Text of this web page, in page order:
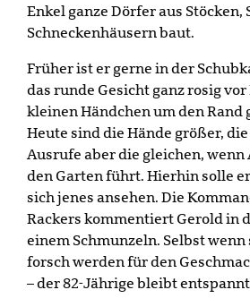
Enkel ganze Dörfer aus
Schneckenhäusern baut.
Früher ist er gerne in der
das runde Gesicht ganz rosig
kleinen Händchen um den Rand
Heute sind die Hände größer,
Ausrufe aber die gleichen, wenn
den Garten führt. Hierhin solle
sich jenes ansehen. Die
Rackers kommentiert Gerold in
einem Schmunzeln. Selbst wenn
forsch werden für den
– der 82-Jährige bleibt